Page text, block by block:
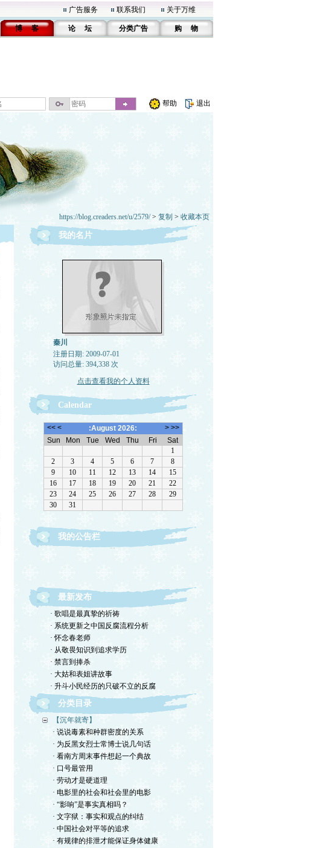
广告服务 联系我们 关于万维
博 客 论 坛 分类广告 购 物
帮助 退出
https://blog.creaders.net/u/2579/> 复制 > 收藏本页
我的名片
秦川
注册日期: 2009-07-01
访问总量: 394,338 次
点击查看我的个人资料
Calendar
我的公告栏
最新发布
· 歌唱是最真挚的祈祷
· 系统更新之中国反腐流程分析
· 怀念春老师
· 从敬畏知识到追求学历
· 禁言到捧杀
· 大姑和表姐讲故事
· 升斗小民经历的只破不立的反腐
分类目录
【沉年就寄】
· 说说毒素和种群密度的关系
· 为反黑女烈士常博士说几句话
· 看南方周末事件想起一个典故
· 口号最管用
· 劳动才是硬道理
· 电影里的社会和社会里的电影
· “影响”是事实真相吗？
· 文字狱：事实和观点的纠结
· 中国社会对平等的追求
· 有规律的排泄才能保证身体健康